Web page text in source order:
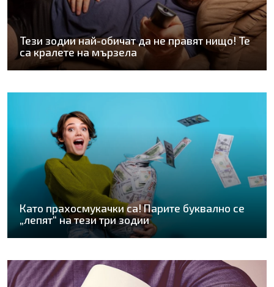
Тези зодии най-обичат да не правят нищо! Те
са кралете на мързела
Като прахосмукачки са! Парите буквално се
„лепят“ на тези три зодии